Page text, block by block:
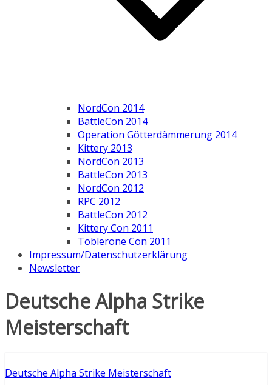
NordCon 2014
BattleCon 2014
Operation Götterdämmerung 2014
Kittery 2013
NordCon 2013
BattleCon 2013
NordCon 2012
RPC 2012
BattleCon 2012
Kittery Con 2011
Toblerone Con 2011
Impressum/Datenschutzerklärung
Newsletter
Deutsche Alpha Strike
Meisterschaft
Deutsche Alpha Strike Meisterschaft